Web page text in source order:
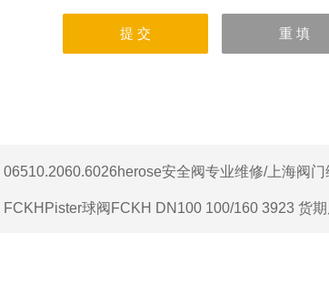
06510.2060.6026herose安全阀专业维修/上海阀门
FCKHPister球阀FCKH DN100 100/160 3923 货